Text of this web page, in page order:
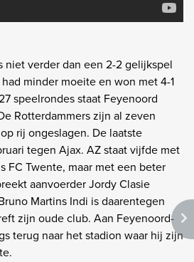
niet verder dan een 2-2 gelijkspel
minder moeite en won met 4-1
speelrondes staat Feyenoord
Rotterdammers zijn al zeven
rij ongeslagen. De laatste
tegen Ajax. AZ staat vijfde met
FC Twente, maar met een beter
aanvoerder Jordy Clasie
Martins Indi is daarentegen
zijn oude club. Aan Feyenoord-
terug naar het stadion waar hij zijn